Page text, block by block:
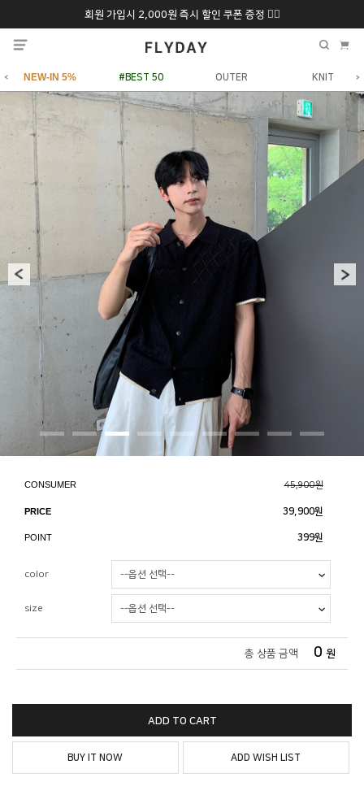
회원 가입시 2,000원 즉시 할인 쿠폰 증정 ❤️‍🔥
추석 특별 할인 10~20% 9/6 화 ~ 9/12월
NEW-IN 5% #BEST 50 OUTER KNIT
CONSUMER 45,900원
PRICE 39,900원
POINT 399원
color
size
총 상품 금액 0 원
ADD TO CART
BUY IT NOW ADD WISH LIST